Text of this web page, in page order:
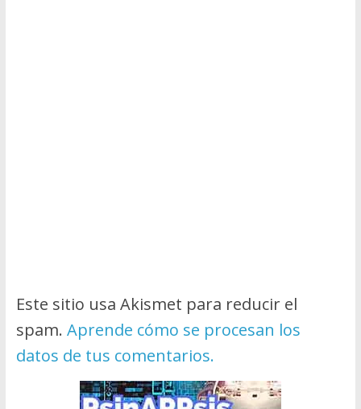
Este sitio usa Akismet para reducir el
spam. Aprende cómo se procesan los
datos de tus comentarios.